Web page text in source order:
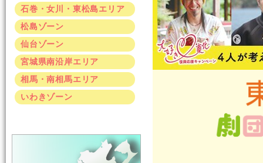
石巻・女川・東松島エリア
松島ゾーン
仙台ゾーン
宮城県南沿岸エリア
相馬・南相馬エリア
いわきゾーン